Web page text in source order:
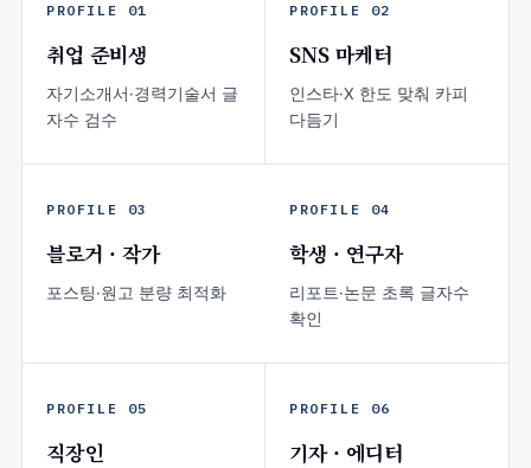
PROFILE 01
취업 준비생
자기소개서·경력기술서 글
자수 검수
PROFILE 02
SNS 마케터
인스타·X 한도 맞춰 카피
다듬기
PROFILE 03
블로거 · 작가
포스팅·원고 분량 최적화
PROFILE 04
학생 · 연구자
리포트·논문 초록 글자수
확인
PROFILE 05
직장인
PROFILE 06
기자 · 에디터